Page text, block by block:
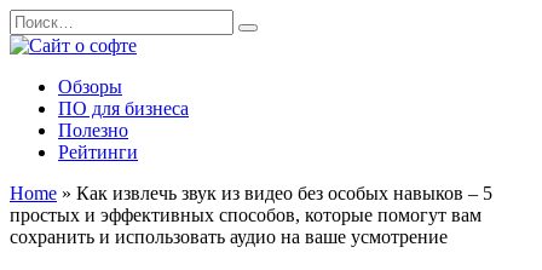
Перейти
к
содержанию
Search
for:
Обзоры
ПО для бизнеса
Полезно
Рейтинги
Home » Как извлечь звук из видео без особых навыков – 5
простых и эффективных способов, которые помогут вам
сохранить и использовать аудио на ваше усмотрение